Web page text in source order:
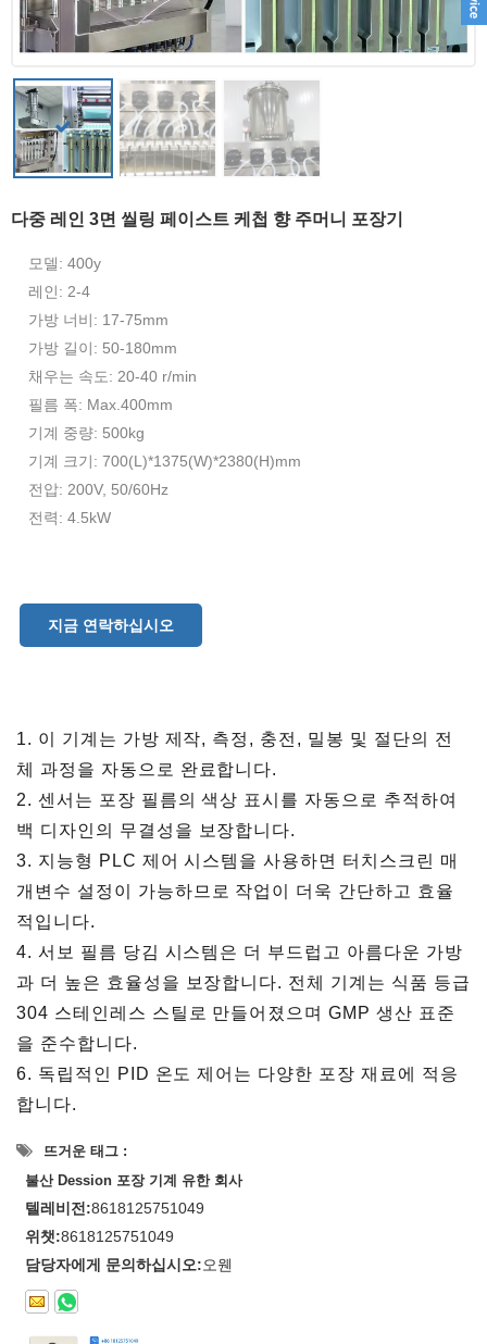
다중 레인 3면 씰링 페이스트 케첩 향 주머니 포장기
모델: 400y
레인: 2-4
가방 너비: 17-75mm
가방 길이: 50-180mm
채우는 속도: 20-40 r/min
필름 폭: Max.400mm
기계 중량: 500kg
기계 크기: 700(L)*1375(W)*2380(H)mm
전압: 200V, 50/60Hz
전력: 4.5kW
지금 연락하십시오
1. 이 기계는 가방 제작, 측정, 충전, 밀봉 및 절단의 전
체 과정을 자동으로 완료합니다.
2. 센서는 포장 필름의 색상 표시를 자동으로 추적하여
백 디자인의 무결성을 보장합니다.
3. 지능형 PLC 제어 시스템을 사용하면 터치스크린 매
개변수 설정이 가능하므로 작업이 더욱 간단하고 효율
적입니다.
4. 서보 필름 당김 시스템은 더 부드럽고 아름다운 가방
과 더 높은 효율성을 보장합니다. 전체 기계는 식품 등급
304 스테인레스 스틸로 만들어졌으며 GMP 생산 표준
을 준수합니다.
6. 독립적인 PID 온도 제어는 다양한 포장 재료에 적응
합니다.
뜨거운 태그 :
불산 Dession 포장 기계 유한 회사
텔레비전:8618125751049
위챗:8618125751049
담당자에게 문의하십시오:오웬